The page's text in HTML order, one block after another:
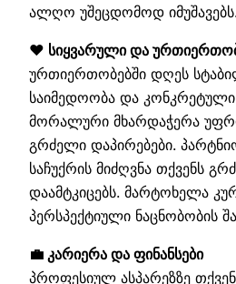
ალღო უშეცდომოდ იმუშავებს.
❤️ სიყვარული და
ურთიერთობებში დღეს
საიმედოობა და
მორალური მხარდაჭერა
გრძელი დაპირებები.
საჩუქრის მიძღვნა თქვენს
დაამტკიცებს. მარტოხელა
პერსპექტიული ნაცნობობის
💼 კარიერა და ფინანსები
პროფესიულ ასპარეზზე